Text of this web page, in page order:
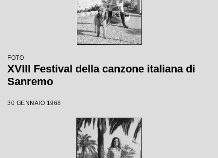
FOTO
XVIII Festival della canzone italiana di
Sanremo
30 GENNAIO 1968